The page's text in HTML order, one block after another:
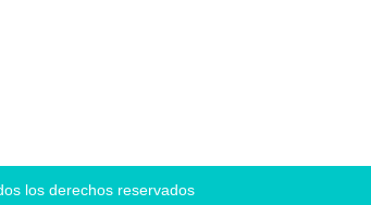
los derechos reservados